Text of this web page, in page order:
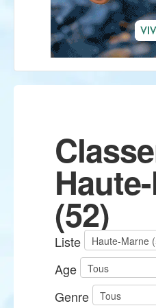
(52)
Liste
Age
Genre